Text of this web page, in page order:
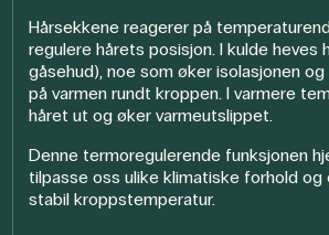
Hårsekkene reagerer på
regulere hårets posisjon. I kulde heves
gåsehud), noe som øker isolasjonen
på varmen rundt kroppen. I varmere
håret ut og øker varmeutslippet.
Denne termoregulerende funksjonen
tilpasse oss ulike klimatiske forhold
stabil kroppstemperatur.